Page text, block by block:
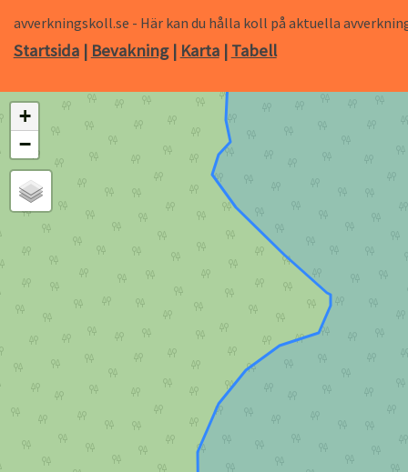
avverkningskoll.se - Här kan du hålla koll på aktuella
Startsida| Bevakning| Karta| Tabell
+
−